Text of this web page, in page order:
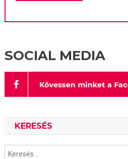
SOCIAL MEDIA
KERESÉS